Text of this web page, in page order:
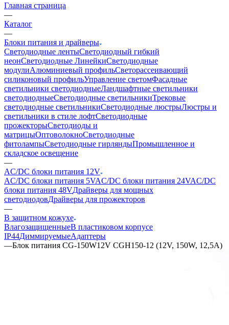
Главная страница
—
Каталог
—
Блоки питания и драйверы
Светодиодные лентыСветодиодный гибкий
неонСветодиодные ЛинейкиСветодиодные
модулиАлюминиевый профильСветорассеивающий
силиконовый профильУправление светомФасадные
светильники светодиодныеЛандшафтные светильники
светодиодныеСветодиодные светильникиТрековые
светодиодные светильникиСветодиодные люстрыЛюстры и
светильники в стиле лофтСветодиодные
прожекторыСветодиоды и
матрицыОптоволокноСветодиодные
фитолампыСветодиодные гирляндыПромышленное и
складское освещение
—
AC/DC блоки питания 12V
AC/DC блоки питания 5VAC/DC блоки питания 24VAC/DC
блоки питания 48VДрайверы для мощных
светодиодовДрайверы для прожекторов
—
В защитном кожухе
ВлагозащищенныеВ пластиковом корпусе
IP44ДиммируемыеАдаптеры
—Блок питания CG-150W12V CGH150-12 (12V, 150W, 12,5A)